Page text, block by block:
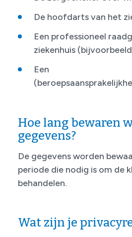
De hoofdarts van het
Een professioneel
ziekenhuis
Een
Hoe lang bewaren
gegevens?
De gegevens worden
periode die nodig is om de
behandelen.
Wat zijn je